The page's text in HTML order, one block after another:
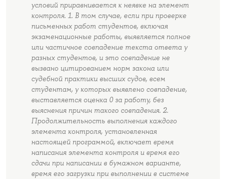
условий приравнивается к неявке на элемент
контроля. 1. В том случае, если при проверке
письменных работ студентов, включая
экзаменационные работы, выявляется полное
или частичное совпадение текста ответа у
разных студентов, и это совпадение не
вызвано цитированием норм закона или
судебной практики высших судов, всем
студентам, у которых выявлено совпадение,
выставляется оценка 0 за работу, без
выяснения причин такого совпадения. 2.
Продолжительность выполнения каждого
элемента контроля, установленная
настоящей программой, включает время
написания элемента контроля и время его
сдачи при написании в бумажном варианте,
время его загрузки при выполнении в системе